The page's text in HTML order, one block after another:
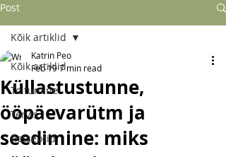
Post
Kõik artiklid
Toitumine
Tervis
Retseptid
Kõik artiklid
Küllastustunne,
ööpäevarütm ja
seedimine: miks
Katrin Peo
Feb 197 min read